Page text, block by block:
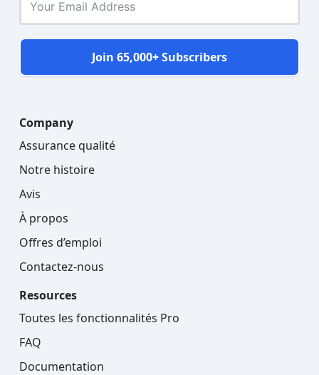
Join 65,000+ Subscribers
Company
Assurance qualité
Notre histoire
Avis
À propos
Offres d’emploi
Contactez-nous
Resources
Toutes les fonctionnalités Pro
FAQ
Documentation